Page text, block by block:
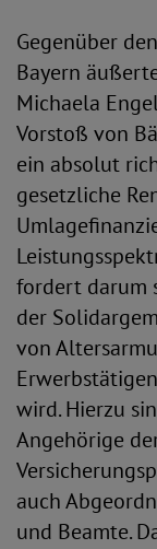
Gegenüber
Bayern
Michaela
Vorstoß von
ein absolut
gesetzliche
fordert darum
der
von
wird. Hierzu
Angehörige
auch
und Beamte.